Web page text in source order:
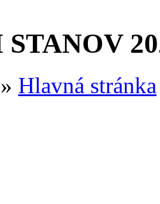
» Hlavná stránka